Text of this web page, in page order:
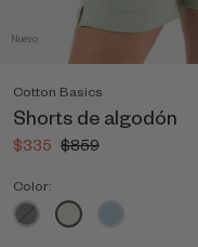
Nuevo
Cotton Basics
Shorts de algodón
$335 $859
Color: